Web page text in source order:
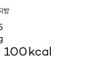
방
100kcal